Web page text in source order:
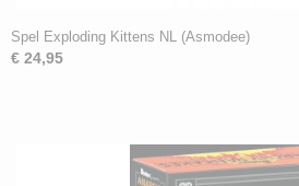
Spel Exploding Kittens NL (Asmodee)
€ 24,95